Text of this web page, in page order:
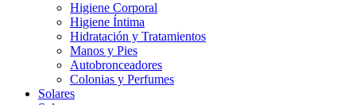
Higiene Corporal
Higiene Íntima
Hidratación y Tratamientos
Manos y Pies
Autobronceadores
Colonias y Perfumes
Solares